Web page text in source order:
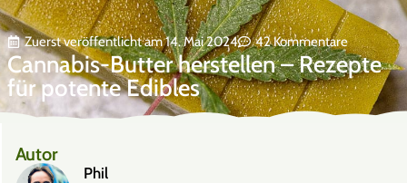
Zuerst veröffentlicht am 14. Mai 2024 42 Kommentare
Cannabis-Butter herstellen – Rezepte
für potente Edibles ​
Autor
Phil